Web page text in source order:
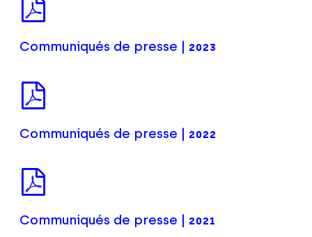
Communiqués de presse | 2023
Communiqués de presse | 2022
Communiqués de presse | 2021